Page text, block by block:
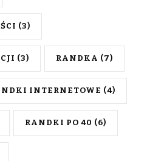
(3)
(3) RANDKA (7)
INTERNETOWE (4)
RANDKI PO 40 (6)